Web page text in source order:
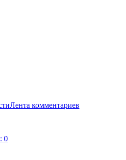
Лента комментариев
0